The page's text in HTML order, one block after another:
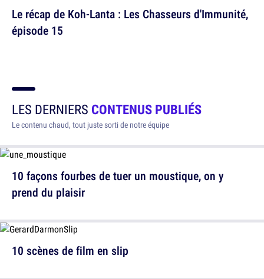
Le récap de Koh-Lanta : Les Chasseurs d'Immunité,
épisode 15
LES DERNIERS CONTENUS PUBLIÉS
Le contenu chaud, tout juste sorti de notre équipe
10 façons fourbes de tuer un moustique, on y
prend du plaisir
10 scènes de film en slip